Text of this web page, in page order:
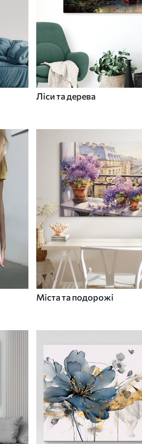
Ліси та дерева
Міста та подорожі